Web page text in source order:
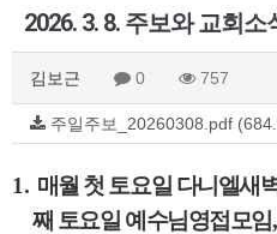
2026. 3. 8. 주보와 교회소
김보근 0 757
주일주보_20260308.pdf
1. 매월 첫 토요일 다니엘새
째 토요일 예수님영접모임,